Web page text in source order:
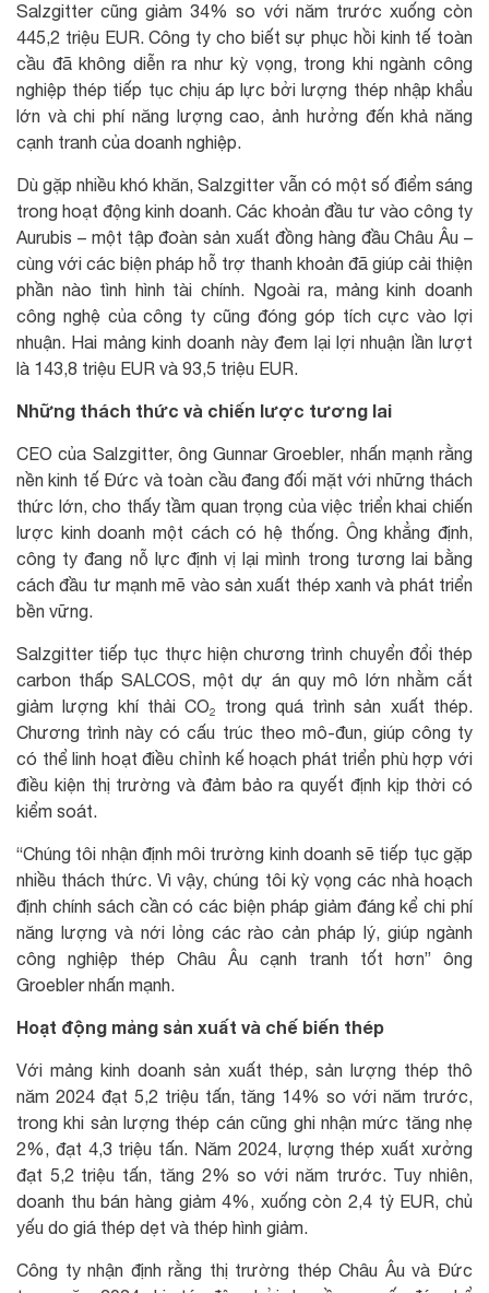
Salzgitter cũng giảm 34% so với năm trước xuống còn
445,2 triệu EUR. Công ty cho biết sự phục hồi kinh tế toàn
cầu đã không diễn ra như kỳ vọng, trong khi ngành công
nghiệp thép tiếp tục chịu áp lực bởi lượng thép nhập khẩu
lớn và chi phí năng lượng cao, ảnh hưởng đến khả năng
cạnh tranh của doanh nghiệp.
Dù gặp nhiều khó khăn, Salzgitter vẫn có một số điểm sáng
trong hoạt động kinh doanh. Các khoản đầu tư vào công ty
Aurubis – một tập đoàn sản xuất đồng hàng đầu Châu Âu –
cùng với các biện pháp hỗ trợ thanh khoản đã giúp cải thiện
phần nào tình hình tài chính. Ngoài ra, mảng kinh doanh
công nghệ của công ty cũng đóng góp tích cực vào lợi
nhuận. Hai mảng kinh doanh này đem lại lợi nhuận lần lượt
là 143,8 triệu EUR và 93,5 triệu EUR.
Những thách thức và chiến lược tương lai
CEO của Salzgitter, ông Gunnar Groebler, nhấn mạnh rằng
nền kinh tế Đức và toàn cầu đang đối mặt với những thách
thức lớn, cho thấy tầm quan trọng của việc triển khai chiến
lược kinh doanh một cách có hệ thống. Ông khẳng định,
công ty đang nỗ lực định vị lại mình trong tương lai bằng
cách đầu tư mạnh mẽ vào sản xuất thép xanh và phát triển
bền vững.
Salzgitter tiếp tục thực hiện chương trình chuyển đổi thép
carbon thấp SALCOS, một dự án quy mô lớn nhằm cắt
giảm lượng khí thải CO₂ trong quá trình sản xuất thép.
Chương trình này có cấu trúc theo mô-đun, giúp công ty
có thể linh hoạt điều chỉnh kế hoạch phát triển phù hợp với
điều kiện thị trường và đảm bảo ra quyết định kịp thời có
kiểm soát.
“Chúng tôi nhận định môi trường kinh doanh sẽ tiếp tục gặp
nhiều thách thức. Vì vậy, chúng tôi kỳ vọng các nhà hoạch
định chính sách cần có các biện pháp giảm đáng kể chi phí
năng lượng và nới lỏng các rào cản pháp lý, giúp ngành
công nghiệp thép Châu Âu cạnh tranh tốt hơn” ông
Groebler nhấn mạnh.
Hoạt động mảng sản xuất và chế biến thép
Với mảng kinh doanh sản xuất thép, sản lượng thép thô
năm 2024 đạt 5,2 triệu tấn, tăng 14% so với năm trước,
trong khi sản lượng thép cán cũng ghi nhận mức tăng nhẹ
2%, đạt 4,3 triệu tấn. Năm 2024, lượng thép xuất xưởng
đạt 5,2 triệu tấn, tăng 2% so với năm trước. Tuy nhiên,
doanh thu bán hàng giảm 4%, xuống còn 2,4 tỷ EUR, chủ
yếu do giá thép dẹt và thép hình giảm.
Công ty nhận định rằng thị trường thép Châu Âu và Đức